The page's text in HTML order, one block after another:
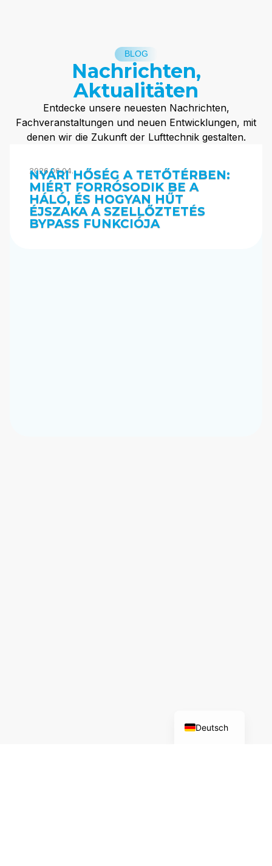
BLOG
Nachrichten,
Aktualitäten
Entdecke unsere neuesten Nachrichten,
Fachveranstaltungen und neuen Entwicklungen, mit
denen wir die Zukunft der Lufttechnik gestalten.
2026.06.04.
NYÁRI HŐSÉG A TETŐTÉRBEN:
MIÉRT FORRÓSODIK BE A
HÁLÓ, ÉS HOGYAN HŰT
ÉJSZAKA A SZELLŐZTETÉS
BYPASS FUNKCIÓJA
Deutsch